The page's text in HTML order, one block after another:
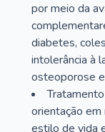
por meio da
diabetes,
intolerância à
osteoporose
orientação
estilo de vida